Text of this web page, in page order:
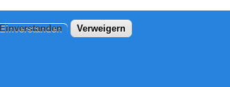
Einverstanden Verweigern